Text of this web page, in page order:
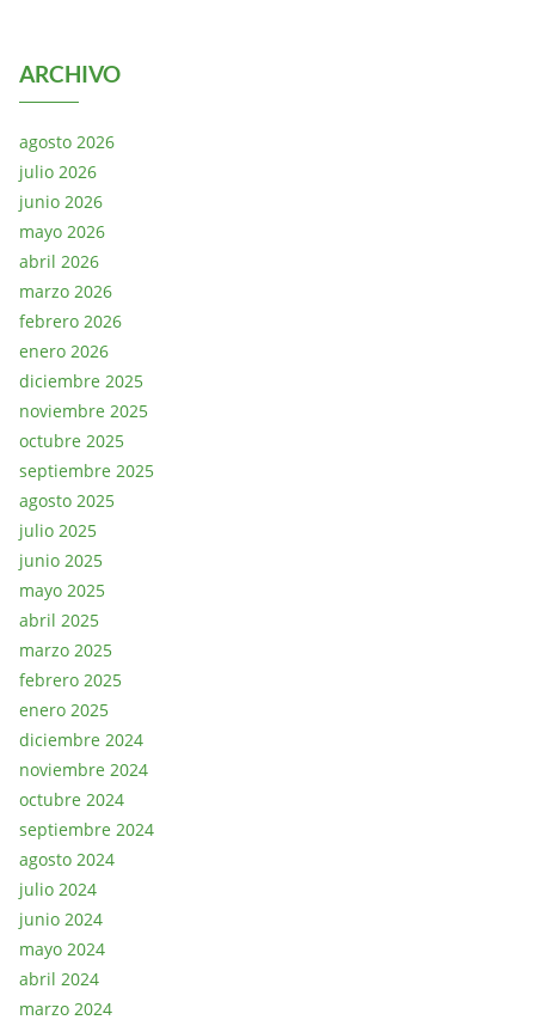
ARCHIVO
agosto 2026
julio 2026
junio 2026
mayo 2026
abril 2026
marzo 2026
febrero 2026
enero 2026
diciembre 2025
noviembre 2025
octubre 2025
septiembre 2025
agosto 2025
julio 2025
junio 2025
mayo 2025
abril 2025
marzo 2025
febrero 2025
enero 2025
diciembre 2024
noviembre 2024
octubre 2024
septiembre 2024
agosto 2024
julio 2024
junio 2024
mayo 2024
abril 2024
marzo 2024